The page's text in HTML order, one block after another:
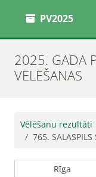
PV2025
2025. GADA
VĒLĒŠANAS
Vēlēšanu rezultāti
765.
Rīga